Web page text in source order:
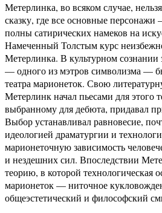
Метерлинка, во всяком случае,
сказку, где все основные
полны сатирических намеков на
Намеченный Толстым курс
Метерлинка. В культурном
— одного из мэтров символизма —
театра марионеток. Свою
Метерлинк начал пьесами для этого
выбранному для дебюта, придавал
Выбор устанавливал равновесие,
идеологией драматургии и
марионеточную зависимость
и нездешних сил. Впоследствии
теорию, в которой технологическая
марионеток — ниточное
общеэстетический и философский